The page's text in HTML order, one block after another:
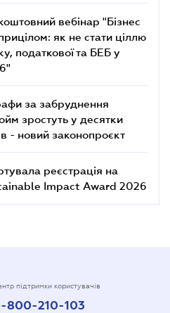
вебінар "Бізнес
як не стати ціллю
податкової та БЕБ у
за забруднення
зростуть у десятки
- новий законопроєкт
реєстрація на
Impact Award 2026
підтримки користувачів
800-210-103